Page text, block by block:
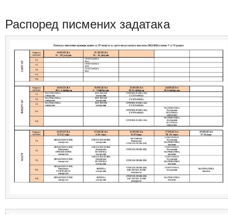
Летопис школе
Обавештења
АкТуЕлНо
Тимови
Јавне набавке
ОСИГУРАЊЕ
ЕС ДНЕВНИК
Контакт
ОПШТА АКТА ШКОЛЕ,ПРОПИСИ И ИЗВЕШТАЈИ
РАСПОРЕДИ
Распоред звона 2022/23
Распоред часова 2023/2024
Распоред писмених задатака
Распоред писмених задатака